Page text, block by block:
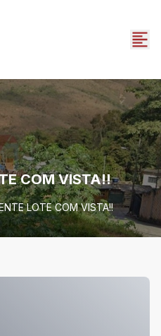
COM VISTA!!
LOTE COM VISTA!!